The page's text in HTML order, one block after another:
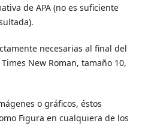
de APA (no es suficiente
necesarias al final del
New Roman, tamaño 10,
o gráficos, éstos
Figura en cualquiera de los